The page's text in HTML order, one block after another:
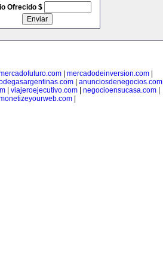
Ofrecido $
| mercadodeinversion.com|
anunciosdenegocios.com
viajeroejecutivo.com negocioensucasa.com
|